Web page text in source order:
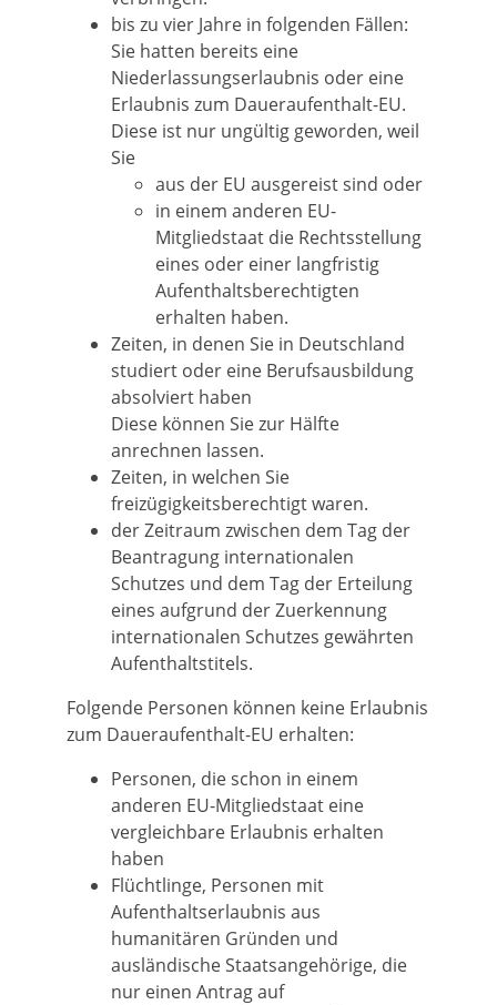
bis zu vier Jahre in folgenden Fällen:
Sie hatten bereits eine
Niederlassungserlaubnis oder eine
Erlaubnis zum Daueraufenthalt-EU.
Diese ist nur ungültig geworden, weil
Sie
aus der EU ausgereist sind oder
in einem anderen EU-
Mitgliedstaat die Rechtsstellung
eines oder einer langfristig
Aufenthaltsberechtigten
erhalten haben.
Zeiten, in denen Sie in Deutschland
studiert oder eine Berufsausbildung
absolviert haben
Diese können Sie zur Hälfte
anrechnen lassen.
Zeiten, in welchen Sie
freizügigkeitsberechtigt waren.
der Zeitraum zwischen dem Tag der
Beantragung internationalen
Schutzes und dem Tag der Erteilung
eines aufgrund der Zuerkennung
internationalen Schutzes gewährten
Aufenthaltstitels.
Folgende Personen können keine Erlaubnis
zum Daueraufenthalt-EU erhalten:
Personen, die schon in einem
anderen EU-Mitgliedstaat eine
vergleichbare Erlaubnis erhalten
haben
Flüchtlinge, Personen mit
Aufenthaltserlaubnis aus
humanitären Gründen und
ausländische Staatsangehörige, die
nur einen Antrag auf